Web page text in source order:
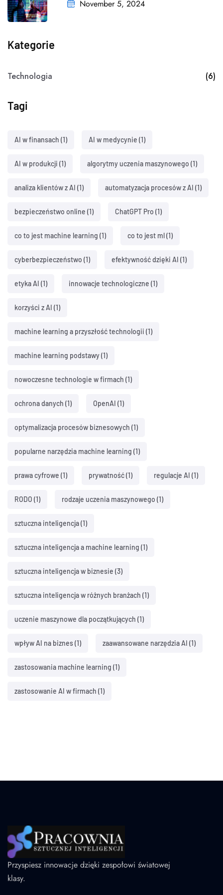
November 5, 2024
Kategorie
Technologia (6)
Tagi
AI w finansach (1) AI w medycynie (1)
AI w produkcji (1) algorytmy uczenia maszynowego (1)
analiza klientów z AI (1) automatyzacja procesów z AI (1)
bezpieczeństwo online (1) ChatGPT Pro (1)
co to jest machine learning (1) co to jest ml(1)
cyberbezpieczeństwo (1) efektywność dzięki AI (1)
etyka AI (1) innowacje technologiczne (1)
korzyści z AI (1)
machine learning a przyszłość technologii (1)
machine learning podstawy(1)
nowoczesne technologie w firmach (1)
ochrona danych (1) OpenAI (1)
optymalizacja procesów biznesowych (1)
popularne narzędzia machine learning (1)
prawa cyfrowe (1) prywatność(1) regulacje AI (1)
RODO (1) rodzaje uczenia maszynowego (1)
sztuczna inteligencja(1)
sztuczna inteligencja a machine learning (1)
sztuczna inteligencja w biznesie (3)
sztuczna inteligencja w różnych branżach (1)
uczenie maszynowe dla początkujących (1)
wpływ AI na biznes(1) zaawansowane narzędzia AI (1)
zastosowania machine learning (1)
zastosowanie AI w firmach (1)
Przyspiesz innowacje dzięki zespołowi światowej
klasy.